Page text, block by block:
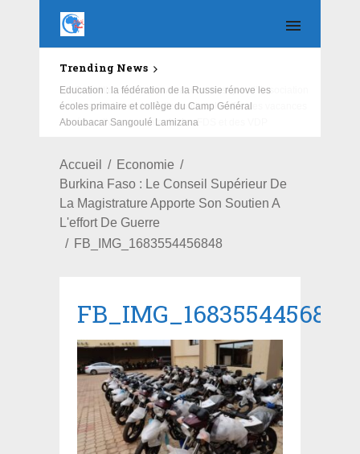
Trending News
Education : la fédération de la Russie rénove les
écoles primaire et collège du Camp Général
Aboubacar Sangoulé Lamizana
Accueil
Economie
Burkina Faso : Le Conseil Supérieur De
La Magistrature Apporte Son Soutien A
L'effort De Guerre
FB_IMG_1683554456848
FB_IMG_1683554456848